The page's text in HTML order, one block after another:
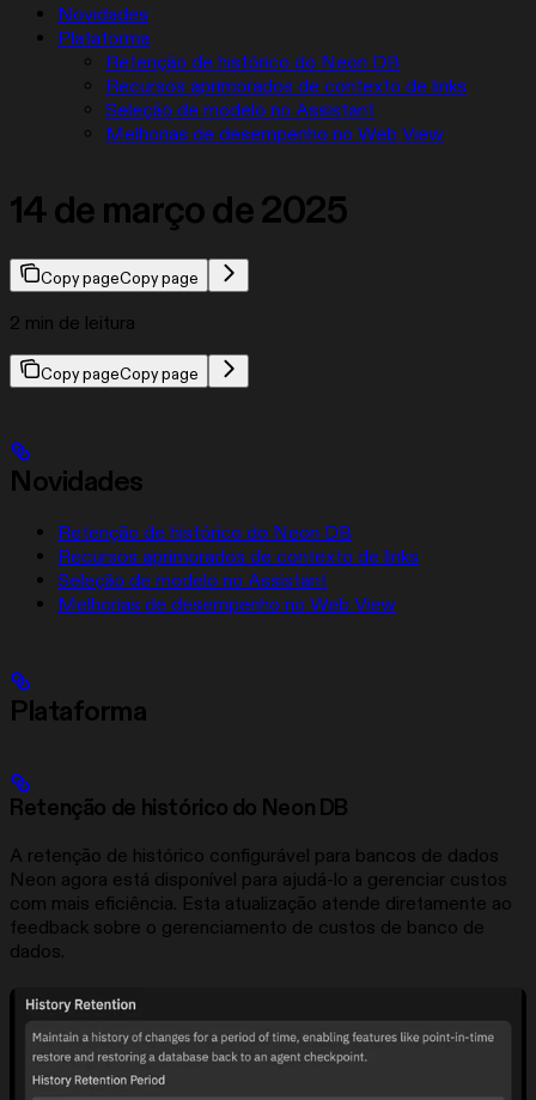
Novidades
Plataforma
Retenção de histórico do Neon DB
Recursos aprimorados de contexto de links
Seleção de modelo no Assistant
Melhorias de desempenho no Web View
14 de março de 2025
Copy pageCopy page
2 min de leitura
Copy pageCopy page
Novidades
Retenção de histórico do Neon DB
Recursos aprimorados de contexto de links
Seleção de modelo no Assistant
Melhorias de desempenho no Web View
Plataforma
Retenção de histórico do Neon DB
A retenção de histórico configurável para bancos de dados
Neon agora está disponível para ajudá-lo a gerenciar custos
com mais eficiência. Esta atualização atende diretamente ao
feedback sobre o gerenciamento de custos de banco de
dados.